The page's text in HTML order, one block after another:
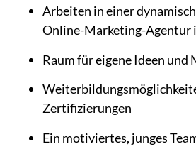
Arbeiten in einer
Online-Marketing-Agentur
Raum für eigene Ideen
Zertifizierungen
Ein motiviertes, junges